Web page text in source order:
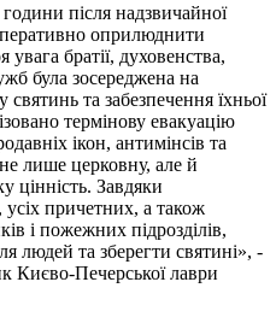
після надзвичайної
оприлюднити
братії, духовенства,
була зосереджена на
святинь та забезпечення їхньої
термінову евакуацію
ікон, антимінсів та
лише церковну, але й
цінність. Завдяки
усіх причетних, а також
і пожежних підрозділів,
людей та зберегти святині», -
Києво-Печерської лаври